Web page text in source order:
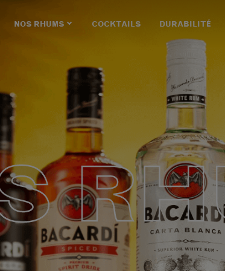
NOS RHUMS COCKTAILS DURABILITÉ